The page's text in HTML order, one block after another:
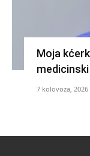
Moja
7 kolovoza, 2026